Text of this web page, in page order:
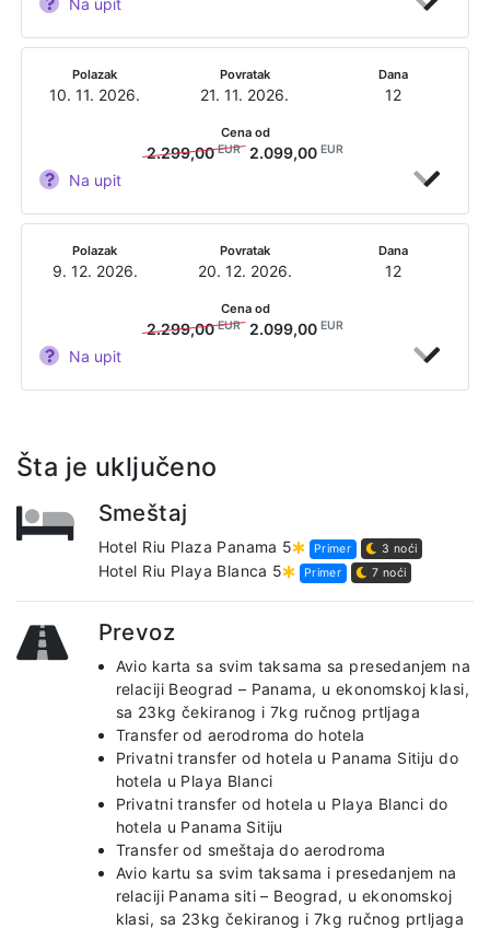
Polazak
10. 11. 2026.
Povratak
21. 11. 2026.
Dana
12
Na upit
Cena od
2.299,00EUR 2.099,00 EUR
Polazak
9. 12. 2026.
Povratak
20. 12. 2026.
Dana
12
Na upit
Cena od
2.299,00EUR 2.099,00 EUR
Šta je uključeno
Smeštaj
Hotel Riu Plaza Panama 5 Primer 3 noći
Hotel Riu Playa Blanca 5 Primer 7 noći
Prevoz
Avio karta sa svim taksama sa presedanjem na
relaciji Beograd – Panama, u ekonomskoj klasi,
sa 23kg čekiranog i 7kg ručnog prtljaga
Transfer od aerodroma do hotela
Privatni transfer od hotela u Panama Sitiju do
hotela u Playa Blanci
Privatni transfer od hotela u Playa Blanci do
hotela u Panama Sitiju
Transfer od smeštaja do aerodroma
Avio kartu sa svim taksama i presedanjem na
relaciji Panama siti – Beograd, u ekonomskoj
klasi, sa 23kg čekiranog i 7kg ručnog prtljaga